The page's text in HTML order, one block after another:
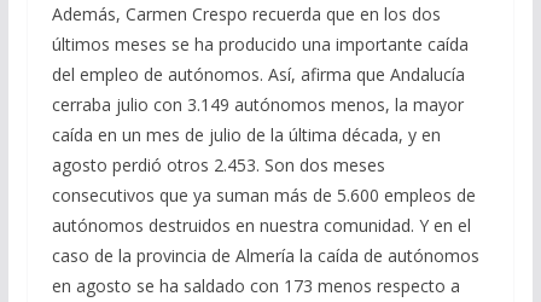
Además, Carmen Crespo recuerda que en los dos
últimos meses se ha producido una importante caída
del empleo de autónomos. Así, afirma que Andalucía
cerraba julio con 3.149 autónomos menos, la mayor
caída en un mes de julio de la última década, y en
agosto perdió otros 2.453. Son dos meses
consecutivos que ya suman más de 5.600 empleos de
autónomos destruidos en nuestra comunidad. Y en el
caso de la provincia de Almería la caída de autónomos
en agosto se ha saldado con 173 menos respecto a